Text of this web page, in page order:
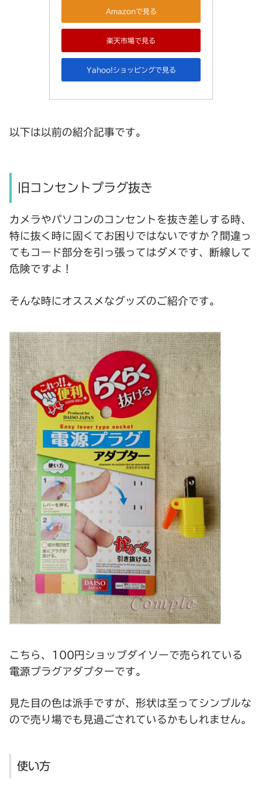
Amazonで見る
楽天市場で見る
Yahoo!ショッピングで見る
以下は以前の紹介記事です。
旧コンセントプラグ抜き
カメラやパソコンのコンセントを抜き差しする時、
特に抜く時に固くてお困りではないですか？間違っ
てもコード部分を引っ張ってはダメです、断線して
危険ですよ！
そんな時にオススメなグッズのご紹介です。
こちら、100円ショップダイソーで売られている
電源プラグアダプターです。
見た目の色は派手ですが、形状は至ってシンプルな
ので売り場でも見過ごされているかもしれません。
使い方